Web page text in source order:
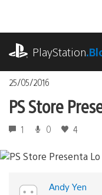
contenido
PlayStation
25/05/2016
PS Store
1 0 4
Andy Yen